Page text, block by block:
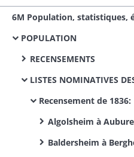
6M Population, statistiques,
POPULATION
RECENSEMENTS
LISTES NOMINATIVES
Recensement de 1836:
Algolsheim à Aubure
Baldersheim à